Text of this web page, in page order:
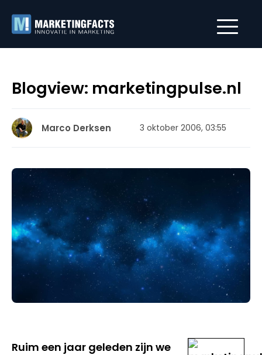
Blogview: marketingpulse.nl
Marco Derksen 3 oktober 2006, 03:55
Ruim een jaar geleden zijn we